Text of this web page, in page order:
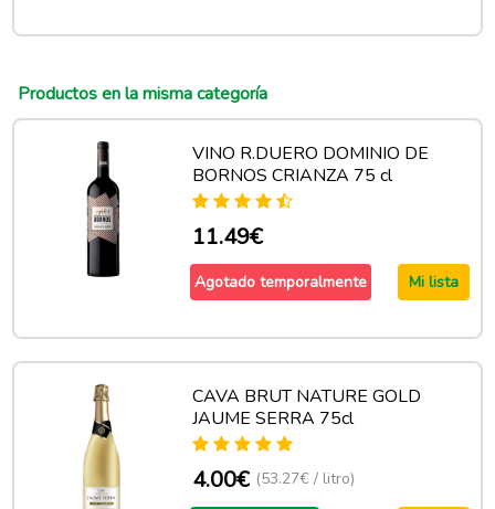
Productos en la misma categoría
VINO R.DUERO DOMINIO DE
BORNOS CRIANZA 75 cl
11.49€
Agotado temporalmente Mi lista
CAVA BRUT NATURE GOLD
JAUME SERRA 75cl
4.00€ (53.27€ / litro)